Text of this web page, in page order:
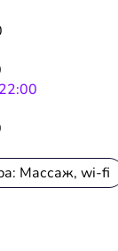
Массаж, wi-fi